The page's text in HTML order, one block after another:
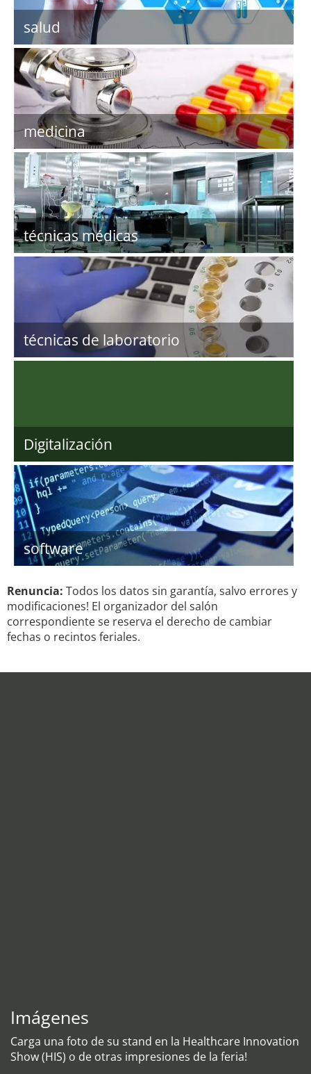
salud
medicina
técnicas médicas
técnicas de laboratorio
Digitalización
software
Renuncia: Todos los datos sin garantía, salvo errores y
modificaciones! El organizador del salón
correspondiente se reserva el derecho de cambiar
fechas o recintos feriales.
Imágenes
Carga una foto de su stand en la Healthcare Innovation
Show (HIS) o de otras impresiones de la feria!